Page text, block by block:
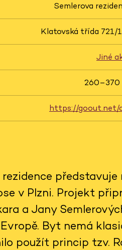
Semlerova
Klatovská třída 721/
Jiné
260–370
https://goout.net/
rezidence
v Plzni. Projekt
a Jany
Byt nemá
použít princip tzv.